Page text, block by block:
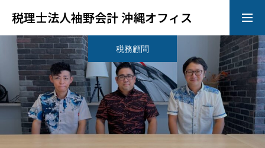
税理士法人袖野会計 沖縄オフィス
お問い合わせ ＬＩＮＥ相談
トップ
税務顧問